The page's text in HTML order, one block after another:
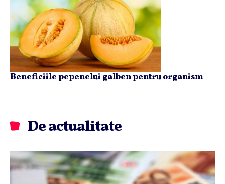
Beneficiile pepenelui galben pentru organism
De actualitate